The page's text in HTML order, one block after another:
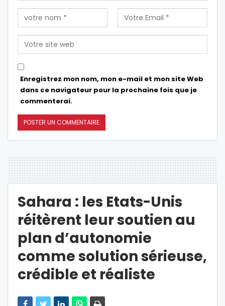
Enregistrez mon nom, mon e-mail et mon site Web
dans ce navigateur pour la prochaine fois que je
commenterai.
Sahara : les Etats-Unis
réitèrent leur soutien au
plan d’autonomie
comme solution sérieuse,
crédible et réaliste